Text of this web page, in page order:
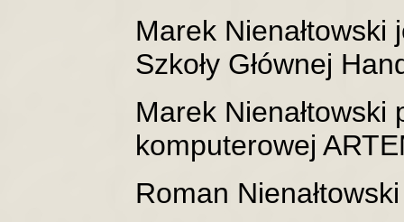
Marek
Szkoły Głównej
Marek Nienałtowski
komputerowej
Roman